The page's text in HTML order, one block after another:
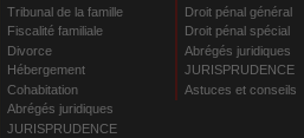
Tribunal de la famille
Fiscalité familiale
Divorce
Hébergement
Cohabitation
Abrégés juridiques
JURISPRUDENCE
Droit pénal général
Droit pénal spécial
Abrégés juridiques
JURISPRUDENCE
Astuces et conseils